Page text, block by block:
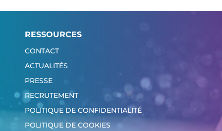
RESSOURCES
CONTACT
ACTUALITÉS
PRESSE
RECRUTEMENT
POLITIQUE DE CONFIDENTIALITÉ
POLITIQUE DE COOKIES